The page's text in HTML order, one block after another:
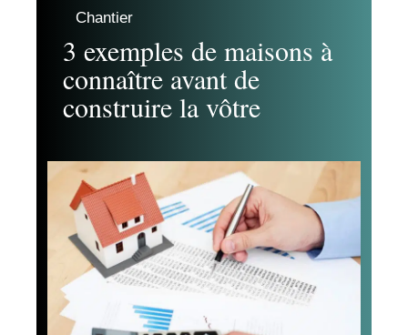
Chantier
3 exemples de maisons à
connaître avant de
construire la vôtre